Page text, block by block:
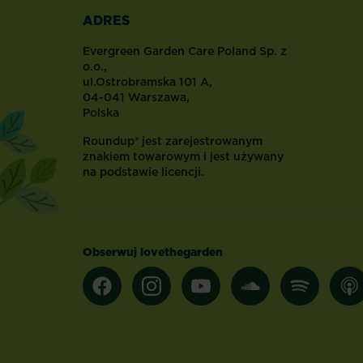
Kwiaty
na
taras
cieszyć
oko
domowników
i
gości
przez
przynajmniej
od
wczesnej
wiosny
ADRES
Evergreen Garden Care Poland Sp. z
o.o.,
ul.Ostrobramska 101 A,
04-041 Warszawa,
Polska
Roundup® jest zarejestrowanym
znakiem towarowym i jest używany
na podstawie licencji.
Obserwuj lovethegarden